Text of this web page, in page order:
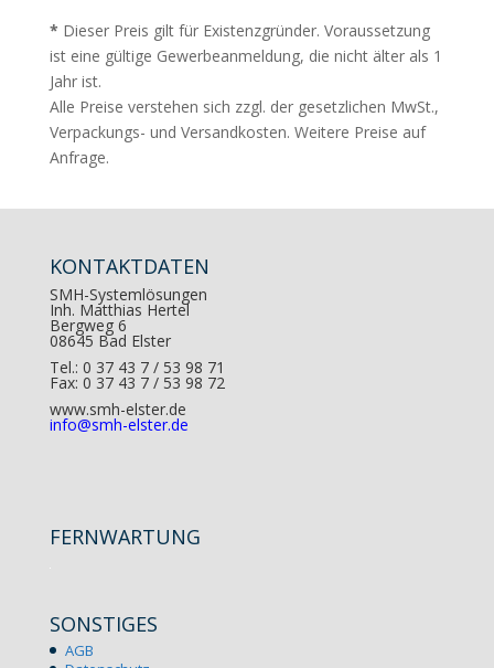
* Dieser Preis gilt für Existenzgründer. Voraussetzung
ist eine gültige Gewerbeanmeldung, die nicht älter als 1
Jahr ist.
Alle Preise verstehen sich zzgl. der gesetzlichen MwSt.,
Verpackungs- und Versandkosten. Weitere Preise auf
Anfrage.
KONTAKTDATEN
SMH-Systemlösungen
Inh. Matthias Hertel
Bergweg 6
08645 Bad Elster
Tel.: 0 37 43 7 / 53 98 71
Fax: 0 37 43 7 / 53 98 72
www.smh-elster.de
info@smh-elster.de
FERNWARTUNG
SONSTIGES
AGB